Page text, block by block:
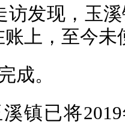
访发现，玉
账上，至今未
成。
镇已将